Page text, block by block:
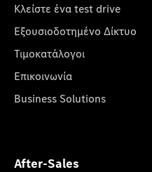
Κλείστε ένα test drive
Εξουσιοδοτημένο Δίκτυο
Τιμοκατάλογοι
Επικοινωνία
Business Solutions
After-Sales